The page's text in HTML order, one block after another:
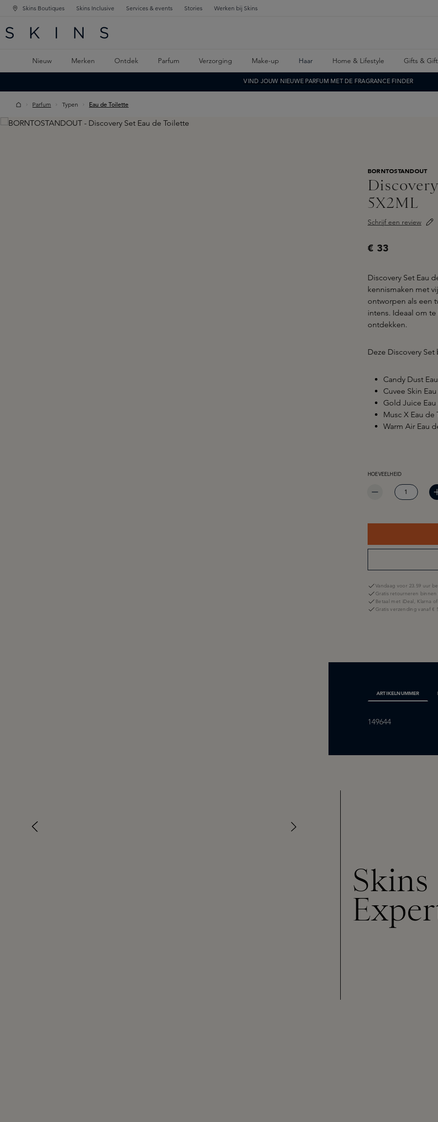
NAVIGATIE
DE HOOFDINHOUD
Skins Boutiques Skins Inclusive Services & events Stories Werken bij Skins
Nieuw Merken Ontdek Parfum Verzorging Make-up Haar Home & Lifestyle Gifts &
VIND JOUW NIEUWE PARFUM MET DE FRAGRANCE FINDER
Parfum Typen Eau de Toilette
Skip image gallery
BORNTOSTANDOUT
5X2ML
Schrijf een review
€ 33
Discovery Set Eau
kennismaken met
ontworpen als een
intens. Ideaal om
ontdekken.
Deze Discovery Set
Candy Dust
Cuvee Skin Eau
Gold Juice Eau
Musc X Eau de
Warm Air Eau
HOEVEELHEID
Vandaag voor 23.59 uur
Gratis retourneren binnen
Betaal met iDeal, Klarna
Gratis verzending vanaf €
ARTIKELNUMMER
149644
Skins